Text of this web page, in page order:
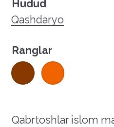
Hudud
Qashdaryo
Ranglar
Qabrtoshlar islom